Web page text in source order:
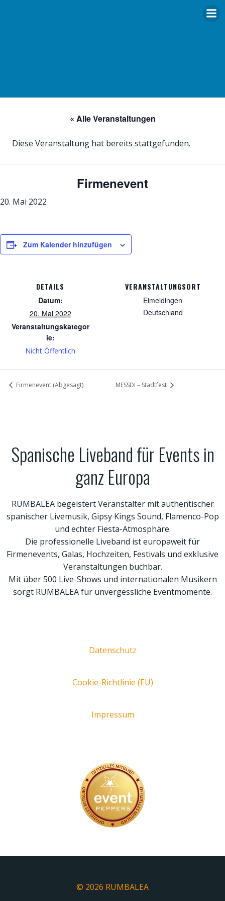
« Alle Veranstaltungen
Diese Veranstaltung hat bereits stattgefunden.
Firmenevent
20. Mai 2022
Zum Kalender hinzufügen
DETAILS
Datum:
20. Mai 2022
Veranstaltungskategor
ie:
Nicht Öffentlich
VERANSTALTUNGSORT
Eimeldingen
Deutschland
Firmenevent (Abgesagt) MESSDI – Stadtfest
Spanische Liveband für Events in
ganz Europa
RUMBALEA begeistert Veranstalter mit authentischer
spanischer Livemusik, Gipsy Kings Sound, Flamenco-Pop
und echter Fiesta-Atmosphäre.
Die professionelle Liveband ist europaweit für
Firmenevents, Galas, Hochzeiten, Festivals und exklusive
Veranstaltungen buchbar.
Mit über 500 Live-Shows und internationalen Musikern
sorgt RUMBALEA für unvergessliche Eventmomente.
Datenschutz
Cookie-Richtlinie (EU)
Impressum
© 2026 RUMBALEA